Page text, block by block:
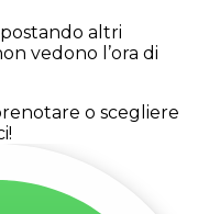
altri
vedono l’ora di
o scegliere